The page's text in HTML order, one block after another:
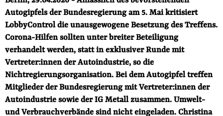
Kontakt
Impressum
Suche
auf
der
Website
Folge Uns
Autogipfels der Bundesregierung am 5. Mai kritisiert
LobbyControl die unausgewogene Besetzung des Treffens.
Corona-Hilfen sollten unter breiter Beteiligung
verhandelt werden, statt in exklusiver Runde mit
Vertreter:innen der Autoindustrie, so die
Nichtregierungsorganisation. Bei dem Autogipfel treffen
Mitglieder der Bundesregierung mit Vertreter:innen der
Autoindustrie sowie der IG Metall zusammen. Umwelt-
und Verbrauchverbände sind nicht eingeladen. Christina